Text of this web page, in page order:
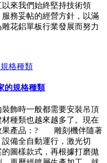
來我們始終堅持技術領
務妥帖的經營方針，以滿
花鋁單板行業發展而努力
的規格種類
飾時一般都需要安裝吊頂
種類也越來越多了。現在
果產品：? 雕刻機伴隨著
備全自動運行，激光切
圖樣款式，再根據打磨拋